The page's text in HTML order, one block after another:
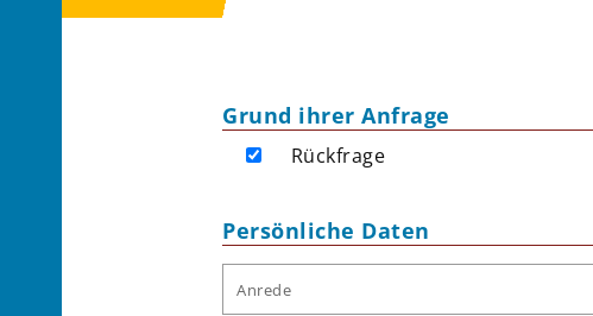
Grund ihrer Anfrage
Rückfrage
Persönliche Daten